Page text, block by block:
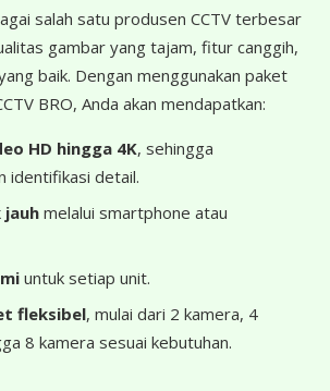
salah satu produsen CCTV terbesar
gambar yang tajam, fitur canggih,
baik. Dengan menggunakan paket
BRO, Anda akan mendapatkan:
HD hingga 4K, sehingga
identifikasi detail.
jauh melalui smartphone atau
untuk setiap unit.
fleksibel, mulai dari 2 kamera, 4
8 kamera sesuai kebutuhan.